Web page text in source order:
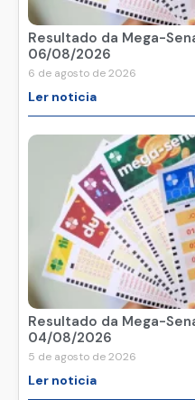
Resultado da Mega-
06/08/2026
6 de agosto de 2026
Ler noticia
Resultado da Mega-
04/08/2026
5 de agosto de 2026
Ler noticia